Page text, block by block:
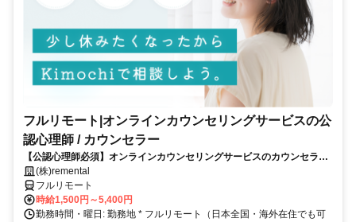
フルリモート|オンラインカウンセリングサービスの公
認心理師 / カウンセラー
【公認心理師必須】オンラインカウンセリングサービスのカウンセラー
募集｜30-50代女性活躍中
(株)remental
フルリモート
時給1,500円～5,400円
勤務時間・曜日: 勤務地 * フルリモート（日本全国・海外在住でも可